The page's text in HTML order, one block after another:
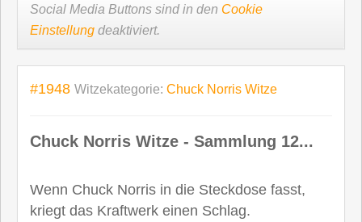
Social Media Buttons sind in den Cookie
Einstellung deaktiviert.
#1948 Witzekategorie: Chuck Norris Witze
Chuck Norris Witze - Sammlung 12...
Wenn Chuck Norris in die Steckdose fasst,
kriegt das Kraftwerk einen Schlag.